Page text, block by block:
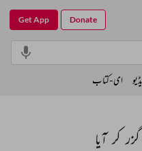
کر آیا
Get App Donate
ای-کتاب